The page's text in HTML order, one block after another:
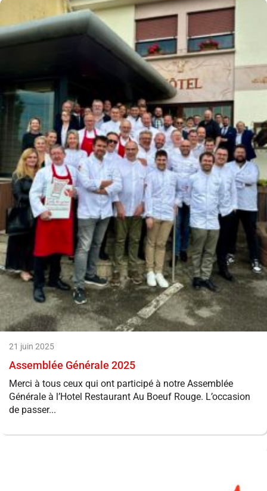
21 juin 2025
Assemblée Générale 2025
Merci à tous ceux qui ont participé à notre Assemblée
Générale à l’Hotel Restaurant Au Boeuf Rouge. L’occasion
de passer...